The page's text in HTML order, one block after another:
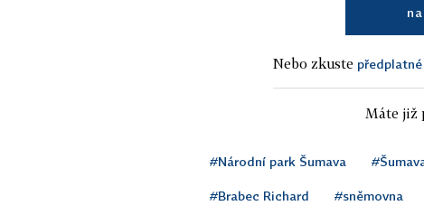
Nebo zkuste
Máte již
#Národní park Šumava
#Brabec Richard #sněmovna